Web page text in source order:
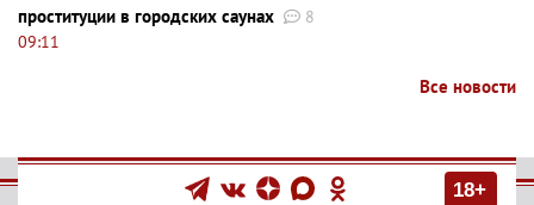
проституции в городских саунах
8
09:11
Все новости
18+